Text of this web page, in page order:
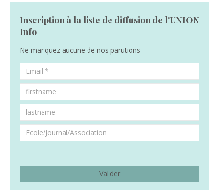
Inscription à la liste de diffusion de l'UNION
Info
Ne manquez aucune de nos parutions